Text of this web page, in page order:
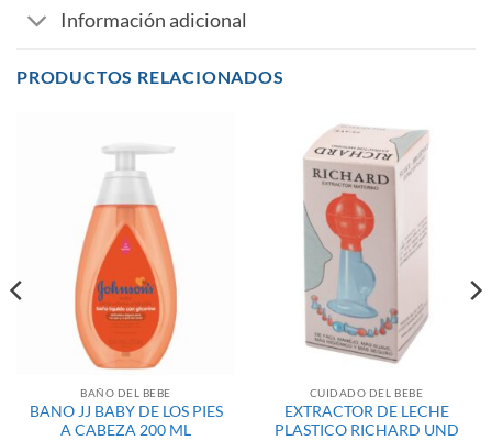
Información adicional
PRODUCTOS RELACIONADOS
BAÑO DEL BEBE
BANO JJ BABY DE LOS PIES
A CABEZA 200 ML
CUIDADO DEL BEBE
EXTRACTOR DE LECHE
PLASTICO RICHARD UND